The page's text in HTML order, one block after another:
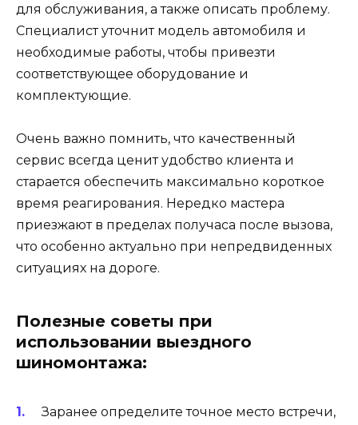
для обслуживания, а также описать проблему.
Специалист уточнит модель автомобиля и
необходимые работы, чтобы привезти
соответствующее оборудование и
комплектующие.
Очень важно помнить, что качественный
сервис всегда ценит удобство клиента и
старается обеспечить максимально короткое
время реагирования. Нередко мастера
приезжают в пределах получаса после вызова,
что особенно актуально при непредвиденных
ситуациях на дороге.
Полезные советы при
использовании выездного
шиномонтажа:
Заранее определите точное место встречи,